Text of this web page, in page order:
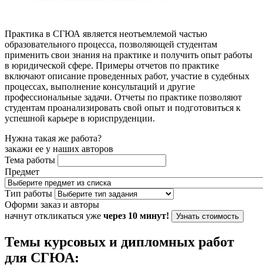
Практика в СГЮА является неотъемлемой частью
образовательного процесса, позволяющей студентам
применить свои знания на практике и получить опыт работы
в юридической сфере. Примеры отчетов по практике
включают описание проведенных работ, участие в судебных
процессах, выполнение консультаций и другие
профессиональные задачи. Отчеты по практике позволяют
студентам проанализировать свой опыт и подготовиться к
успешной карьере в юриспруденции.
Нужна такая же работа?
закажи ее у наших авторов
Тема работы
Предмет
Тип работы
Оформи заказ и авторы
начнут откликаться уже через 10 минут! Узнать стоимость
Темы курсовых и дипломных работ
для СГЮА: